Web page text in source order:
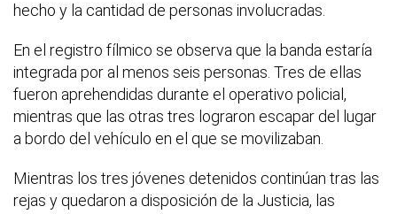
hecho y la cantidad de personas involucradas.
En el registro fílmico se observa que la banda estaría
integrada por al menos seis personas. Tres de ellas
fueron aprehendidas durante el operativo policial,
mientras que las otras tres lograron escapar del lugar
a bordo del vehículo en el que se movilizaban.
Mientras los tres jóvenes detenidos continúan tras las
rejas y quedaron a disposición de la Justicia, las